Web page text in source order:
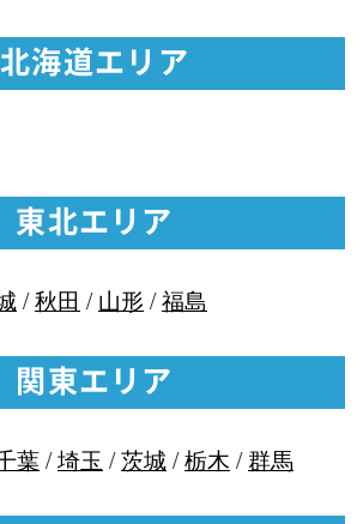
北海道エリア
東北エリア
/秋田 /山形 /福島
関東エリア
葉/埼玉 /茨城/栃木 /群馬